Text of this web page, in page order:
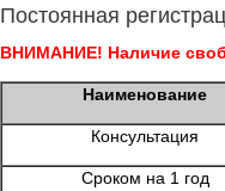
Постоянная
ВНИМАНИЕ! Наличие
Наименование
Консультация
Сроком на 1 год